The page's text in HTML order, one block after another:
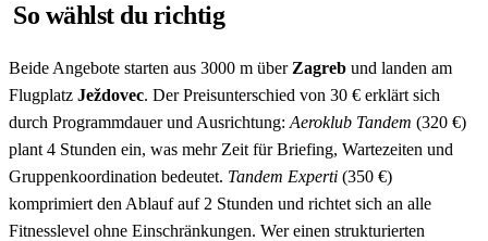
So wählst du richtig
Beide Angebote starten aus 3000 m über Zagreb und landen am
Flugplatz Ježdovec. Der Preisunterschied von 30 € erklärt sich
durch Programmdauer und Ausrichtung: Aeroklub Tandem (320 €)
plant 4 Stunden ein, was mehr Zeit für Briefing, Wartezeiten und
Gruppenkoordination bedeutet. Tandem Experti (350 €)
komprimiert den Ablauf auf 2 Stunden und richtet sich an alle
Fitnesslevel ohne Einschränkungen. Wer einen strukturierten